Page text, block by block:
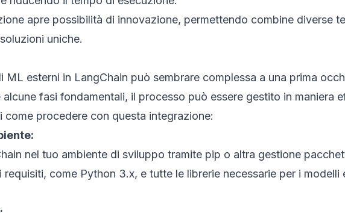
apre possibilità di innovazione, permettendo combine diverse
uniche.
ML esterni in LangChain può sembrare complessa a una prima
fasi fondamentali, il processo può essere gestito in maniera
come procedere con questa integrazione:
nel tuo ambiente di sviluppo tramite pip o altra gestione
come Python 3.x, e tutte le librerie necessarie per i modelli